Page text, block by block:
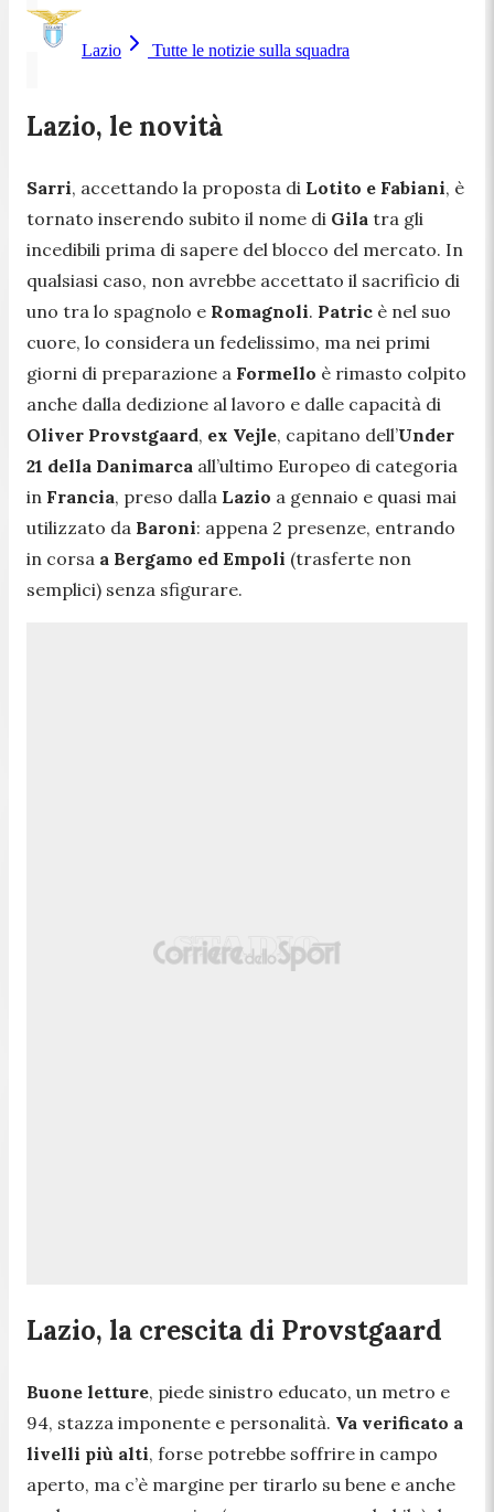
Lazio Tutte le notizie sulla squadra
Lazio, le novità
Sarri, accettando la proposta di Lotito e Fabiani, è
tornato inserendo subito il nome di Gila tra gli
incedibili prima di sapere del blocco del mercato. In
qualsiasi caso, non avrebbe accettato il sacrificio di
uno tra lo spagnolo e Romagnoli. Patric è nel suo
cuore, lo considera un fedelissimo, ma nei primi
giorni di preparazione a Formello è rimasto colpito
anche dalla dedizione al lavoro e dalle capacità di
Oliver Provstgaard, ex Vejle, capitano dell’Under
21 della Danimarca all’ultimo Europeo di categoria
in Francia, preso dalla Lazio a gennaio e quasi mai
utilizzato da Baroni: appena 2 presenze, entrando
in corsa a Bergamo ed Empoli (trasferte non
semplici) senza sfigurare.
Lazio, la crescita di Provstgaard
Buone letture, piede sinistro educato, un metro e
94, stazza imponente e personalità. Va verificato a
livelli più alti, forse potrebbe soffrire in campo
aperto, ma c’è margine per tirarlo su bene e anche